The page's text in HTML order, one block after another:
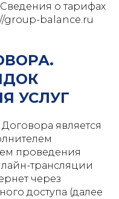
о тарифах
group-balance.ru
УСЛУГ
является
проведения
трансляции
через
доступа (далее